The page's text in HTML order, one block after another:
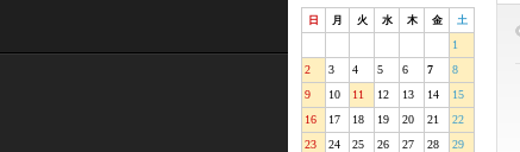
日 月 火 水 木 金 土
1
2
3 4 5 6 7
8
9
10 11 12 13 14
15
16
17 18 19 20 21
22
23
24 25 26 27 28
29